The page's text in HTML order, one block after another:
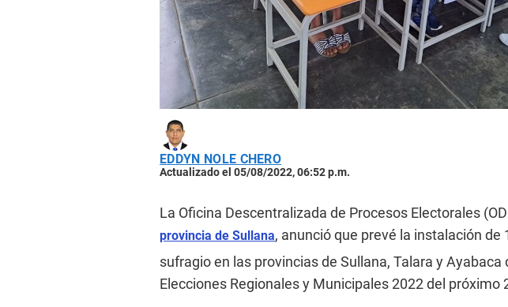
EDDYN NOLE CHERO
Actualizado el 05/08/2022, 06:52 p.m.
La Oficina Descentralizada de Procesos Electorales
provincia de Sullana, anunció que prevé la instalación de
sufragio en las provincias de Sullana, Talara y Ayabaca
Elecciones Regionales y Municipales 2022 del próximo